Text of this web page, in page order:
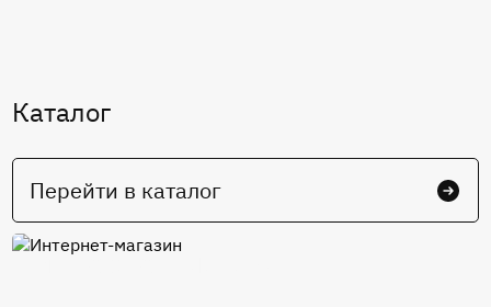
Каталог
Перейти в каталог
Интернет-магазин